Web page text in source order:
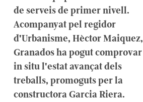
de serveis de primer nivell.
Acompanyat pel regidor
d'Urbanisme, Hèctor Maiquez,
Granados ha pogut comprovar
in situ l'estat avançat dels
treballs, promoguts per la
constructora Garcia Riera.